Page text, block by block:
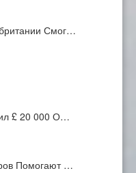
Смог…
£ 20 000 О…
Помогают …